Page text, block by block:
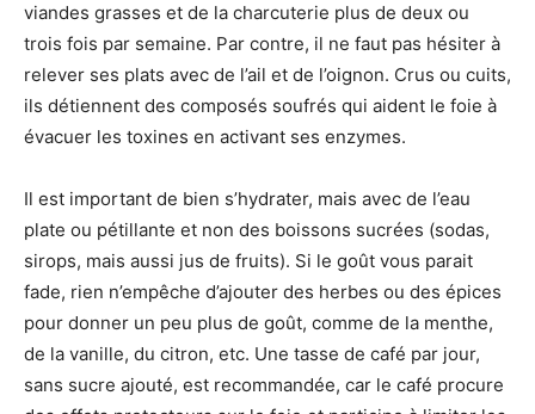
viandes grasses et de la charcuterie plus de deux ou
trois fois par semaine. Par contre, il ne faut pas hésiter à
relever ses plats avec de l’ail et de l’oignon. Crus ou cuits,
ils détiennent des composés soufrés qui aident le foie à
évacuer les toxines en activant ses enzymes.
Il est important de bien s’hydrater, mais avec de l’eau
plate ou pétillante et non des boissons sucrées (sodas,
sirops, mais aussi jus de fruits). Si le goût vous parait
fade, rien n’empêche d’ajouter des herbes ou des épices
pour donner un peu plus de goût, comme de la menthe,
de la vanille, du citron, etc. Une tasse de café par jour,
sans sucre ajouté, est recommandée, car le café procure